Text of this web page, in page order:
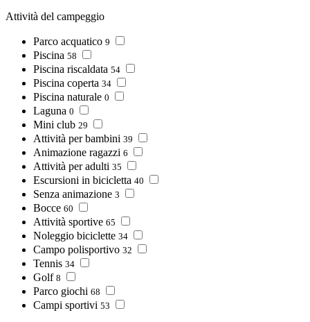
Attività del campeggio
Parco acquatico 9
Piscina 58
Piscina riscaldata 54
Piscina coperta 34
Piscina naturale 0
Laguna 0
Mini club 29
Attività per bambini 39
Animazione ragazzi 6
Attività per adulti 35
Escursioni in bicicletta 40
Senza animazione 3
Bocce 60
Attività sportive 65
Noleggio biciclette 34
Campo polisportivo 32
Tennis 34
Golf 8
Parco giochi 68
Campi sportivi 53